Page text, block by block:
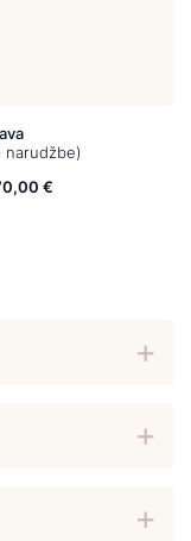
narudžbe)
€